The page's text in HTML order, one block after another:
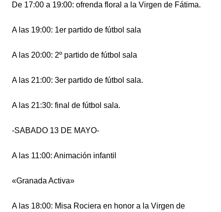
De 17:00 a 19:00: ofrenda floral a la Virgen de Fátima.
A las 19:00: 1er partido de fútbol sala
A las 20:00: 2º partido de fútbol sala
A las 21:00: 3er partido de fútbol sala.
A las 21:30: final de fútbol sala.
-SABADO 13 DE MAYO-
A las 11:00: Animación infantil
«Granada Activa»
A las 18:00: Misa Rociera en honor a la Virgen de